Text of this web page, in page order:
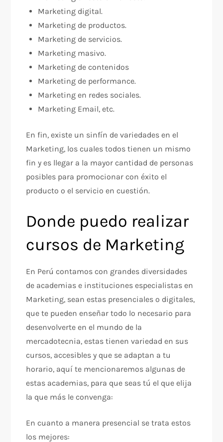
Marketing digital.
Marketing de productos.
Marketing de servicios.
Marketing masivo.
Marketing de contenidos
Marketing de performance.
Marketing en redes sociales.
Marketing Email, etc.
En fin, existe un sinfín de variedades en el
Marketing, los cuales todos tienen un mismo
fin y es llegar a la mayor cantidad de personas
posibles para promocionar con éxito el
producto o el servicio en cuestión.
Donde puedo realizar
cursos de Marketing
En Perú contamos con grandes diversidades
de academias e instituciones especialistas en
Marketing, sean estas presenciales o digitales,
que te pueden enseñar todo lo necesario para
desenvolverte en el mundo de la
mercadotecnia, estas tienen variedad en sus
cursos, accesibles y que se adaptan a tu
horario, aquí te mencionaremos algunas de
estas academias, para que seas tú el que elija
la que más le convenga:
En cuanto a manera presencial se trata estos
los mejores: